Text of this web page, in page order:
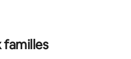
familles